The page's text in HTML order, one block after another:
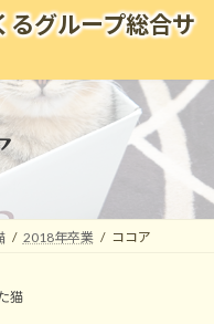
るグループ総合サ
2018年卒業 ココア
猫